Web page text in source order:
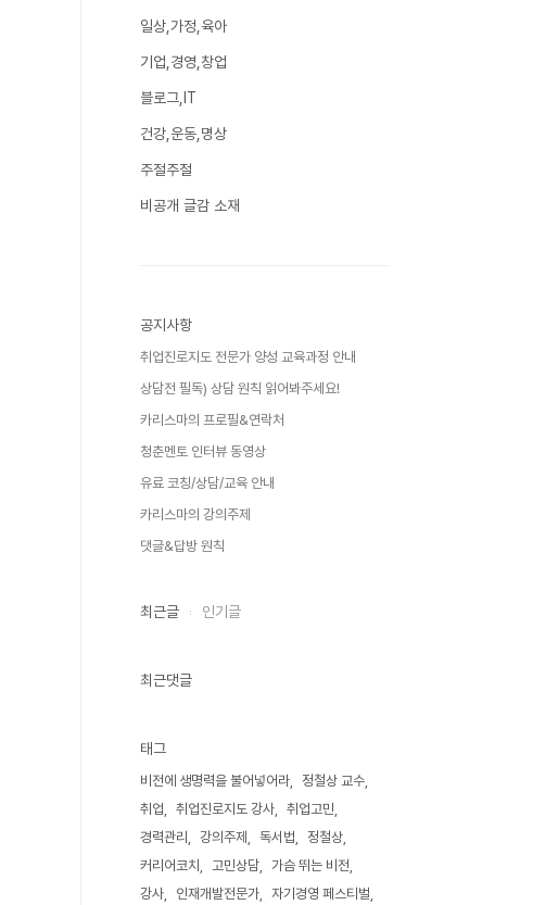
일상,가정,육아
기업,경영,창업
블로그,IT
건강,운동,명상
주절주절
비공개 글감 소재
공지사항
취업진로지도 전문가 양성 교육과정 안내
상담전 필독) 상담 원칙 읽어봐주세요!
카리스마의 프로필&연락처
청춘멘토 인터뷰 동영상
유료 코칭/상담/교육 안내
카리스마의 강의주제
댓글&답방 원칙
최근글 인기글
최근댓글
태그
비전에 생명력을 불어넣어라
정철상 교수
취업
취업진로지도 강사
취업고민
경력관리
강의주제 독서법
정철상
커리어코치
고민상담
가슴 뛰는 비전
강사
인재개발전문가
자기경영 페스티벌